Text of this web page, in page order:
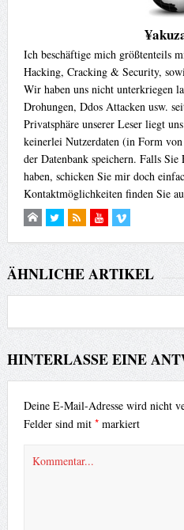
Ich beschäftige mich größtenteils
Hacking, Cracking & Security,
Wir haben uns nicht unterkriegen
Drohungen, Ddos Attacken usw.
Privatsphäre unserer Leser liegt
keinerlei Nutzerdaten (in Form
der Datenbank speichern. Falls
haben, schicken Sie mir doch
Kontaktmöglichkeiten finden Sie
ÄHNLICHE ARTIKEL
HINTERLASSE EINE
Deine E-Mail-Adresse wird nicht
Felder sind mit *markiert